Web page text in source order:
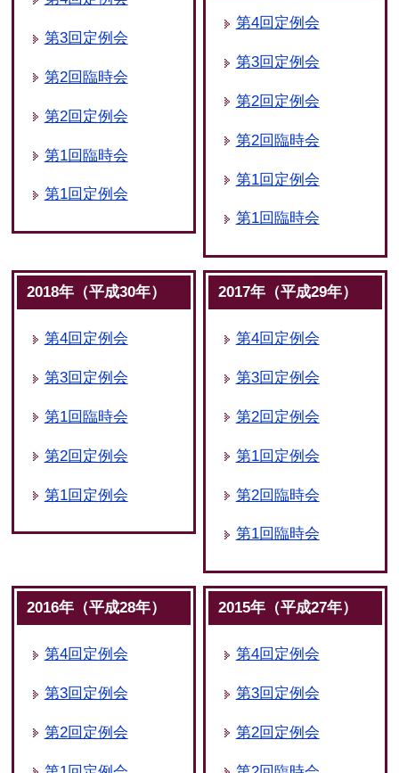
第3回定例会
第2回臨時会
第2回定例会
第1回臨時会
第1回定例会
第4回定例会
第3回定例会
第2回定例会
第2回臨時会
第1回定例会
第1回臨時会
2018年（平成30年）
第4回定例会
第3回定例会
第1回臨時会
第2回定例会
第1回定例会
2017年（平成29年）
第4回定例会
第3回定例会
第2回定例会
第1回定例会
第2回臨時会
第1回臨時会
2016年（平成28年）
第4回定例会
第3回定例会
第2回定例会
2015年（平成27年）
第4回定例会
第3回定例会
第2回定例会